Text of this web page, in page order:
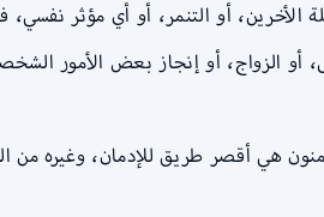
الأخرين، أو التنمر، أو أي مؤثر
أو الزواج، أو إنجاز بعض الأمور
هي أقصر طريق للإدمان، وغيره